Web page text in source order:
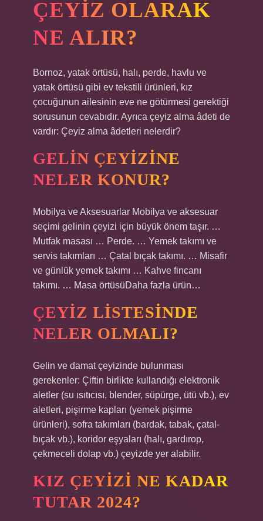
ÇEYIZ OLARAK
NE ALIR?
Bornoz, yatak örtüsü, halı, perde, havlu ve
yatak örtüsü gibi ev tekstili ürünleri, kız
çocuğunun ailesinin eve ne götürmesi gerektiği
sorusunun cevabıdır. Ayrıca çeyiz alma âdeti de
vardır: Çeyiz alma âdetleri nelerdir?
GELIN ÇEYIZINE
NELER KONUR?
Mobilya ve Aksesuarlar Mobilya ve aksesuar
seçimi gelinin çeyizi için büyük önem taşır. …
Mutfak masası … Perde. … Yemek takımı ve
servis takımları … Çatal bıçak takımı. … Misafir
ve günlük yemek takımı … Kahve fincanı
takımı. … Masa örtüsüDaha fazla ürün…
ÇEYIZ LISTESINDE
NELER OLMALI?
Gelin ve damat çeyizinde bulunması
gerekenler: Çiftin birlikte kullandığı elektronik
aletler (su ısıtıcısı, blender, süpürge, ütü vb.), ev
aletleri, pişirme kapları (yemek pişirme
ürünleri), sofra takımları (bardak, tabak, çatal-
bıçak vb.), koridor eşyaları (halı, gardırop,
çekmeceli dolap vb.) çeyizde yer alabilir.
KIZ ÇEYIZI NE KADAR
TUTAR 2024?